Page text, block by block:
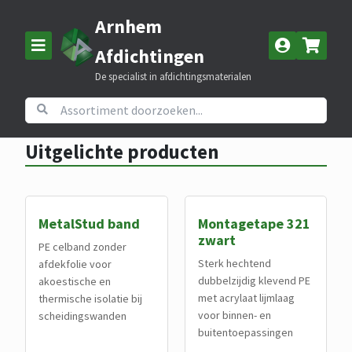
Arnhem
Afdichtingen
De specialist in afdichtingsmaterialen
Home Assortiment Uitgelichte producten
Uitgelichte producten
MetalStud band
PE celband zonder
afdekfolie voor
akoestische en
thermische isolatie bij
scheidingswanden
Montagetape 321
zwart
Sterk hechtend
dubbelzijdig klevend PE
met acrylaat lijmlaag
voor binnen- en
buitentoepassingen